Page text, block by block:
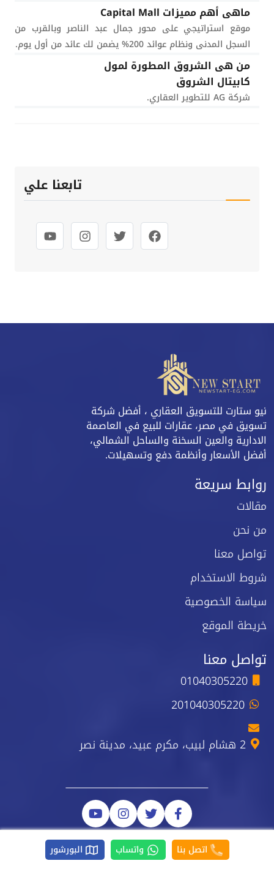
ماهى أهم مميزات Capital Mall
موقع استراتيجي على محور جمال عبد الناصر وبالقرب من
السجل المدنى ونظام عوائد 200% يضمن لك عائد من أول يوم.
من هى الشروق المطورة لمول
كابيتال الشروق
شركة AG للتطوير العقاري.
تابعنا علي
نيو ستارت للتسويق العقاري ، أفضل شركة
تسويق في مصر، عقارات للبيع في العاصمة
الادارية والعين السخنة والساحل الشمالي،
أفضل الأسعار وأنظمة دفع وتسهيلات.
روابط سريعة
مقالات
من نحن
تواصل معنا
شروط الاستخدام
سياسة الخصوصية
خريطة الموقع
تواصل معنا
01040305220
201040305220
2 هشام لبيب، مكرم عبيد، مدينة نصر
اتصل بنا واتساب البورشور